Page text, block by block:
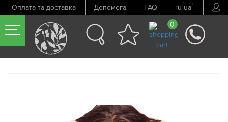
Оплата та доставка Допомога FAQ ru/ua/
0
Попередній товар Наступний товар